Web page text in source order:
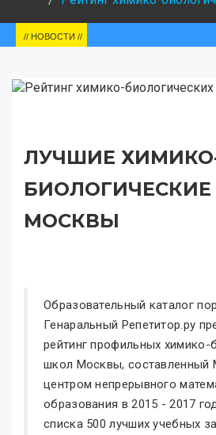
// НОВОСТИ //
ЛУЧШИЕ
МОСКВЫ
Образовательный каталог
Генаральный Репетитор.ру
рейтинг профильных химико-
школ Москвы, составленный
центром непрерывного
образования в 2015 - 2017
списка 500 лучших учебных